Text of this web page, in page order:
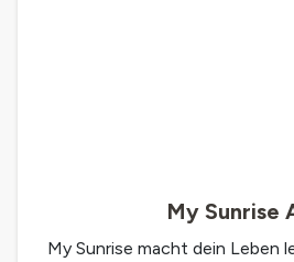
My Sunrise
My Sunrise macht dein Leben